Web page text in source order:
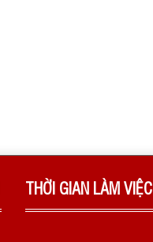
THỜI GIAN LÀM VIỆC